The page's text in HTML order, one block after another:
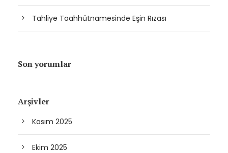
Tahliye Taahhütnamesinde Eşin Rızası
Son yorumlar
Arşivler
Kasım 2025
Ekim 2025